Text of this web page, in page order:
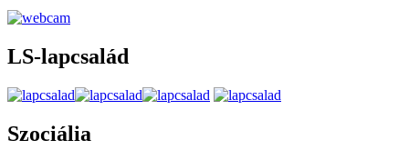
LS-lapcsalád
Szociália